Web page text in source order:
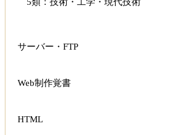
サーバー・FTP
Web制作覚書
HTML